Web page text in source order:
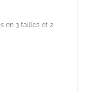
en 3 tailles et 2